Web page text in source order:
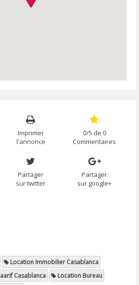
Imprimer
l'annonce
0/5 de 0
Commentaires
Partager
sur twitter
Partager
sur google+
Location Immobilier Casablanca
Casablanca
Location Bureau